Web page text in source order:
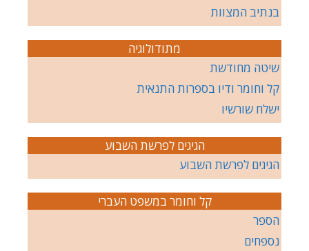
בנתיב המצוות
מתודולוגיה
שיטה מחודשת
קל וחומר ודיו בספרות התנאית
ישלח שורשיו
הגיגים לפרשת השבוע
הגיגים לפרשת השבוע
קל וחומר במשפט העברי
הספר
נספחים